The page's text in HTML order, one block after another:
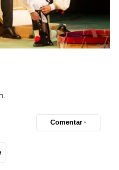
Comentar ·